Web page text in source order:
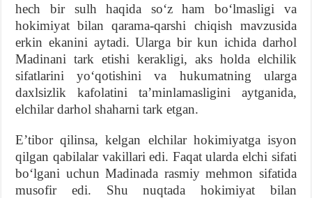
hech bir sulh haqida so‘z ham bo‘lmasligi va
hokimiyat bilan qarama-qarshi chiqish mavzusida
erkin ekanini aytadi. Ularga bir kun ichida darhol
Madinani tark etishi kerakligi, aks holda elchilik
sifatlarini yo‘qotishini va hukumatning ularga
daxlsizlik kafolatini ta’minlamasligini aytganida,
elchilar darhol shaharni tark etgan.
E’tibor qilinsa, kelgan elchilar hokimiyatga isyon
qilgan qabilalar vakillari edi. Faqat ularda elchi sifati
bo‘lgani uchun Madinada rasmiy mehmon sifatida
musofir edi. Shu nuqtada hokimiyat bilan